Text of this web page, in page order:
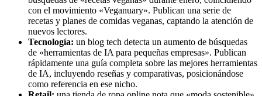
con el movimiento «Veganuary». Publican una serie de
recetas y planes de comidas veganas, captando la atención de
nuevos lectores.
Tecnología: un blog tech detecta un aumento de búsquedas
de «herramientas de IA para pequeñas empresas». Publican
rápidamente una guía completa sobre las mejores herramientas
de IA, incluyendo reseñas y comparativas, posicionándose
como referencia en ese nicho.